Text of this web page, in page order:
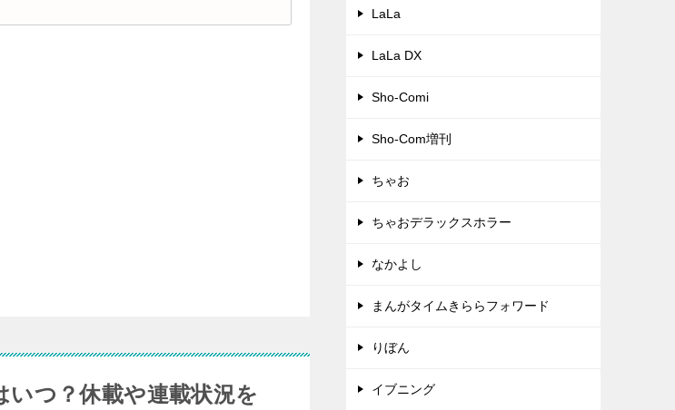
いつ？休載や連載状況を
LaLa
LaLa DX
Sho-Comi
Sho-Com増刊
ちゃお
ちゃおデラックスホラー
なかよし
まんがタイムきららフォワード
りぼん
イブニング